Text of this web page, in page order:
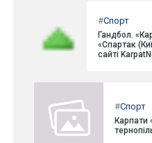
#Спорт
Гандбол.
«Спартак
сайті
#Спорт
Карпати